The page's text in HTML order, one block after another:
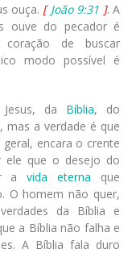
ouça. [ João 9:31 ]. A
ouve do pecador é
de buscar
modo possível é
da Bíblia, do
mas a verdade é que
encara o crente
ele que o desejo do
avida eterna que
O homem não quer,
da Bíblia e
a Bíblia não falha e
A Bíblia fala duro